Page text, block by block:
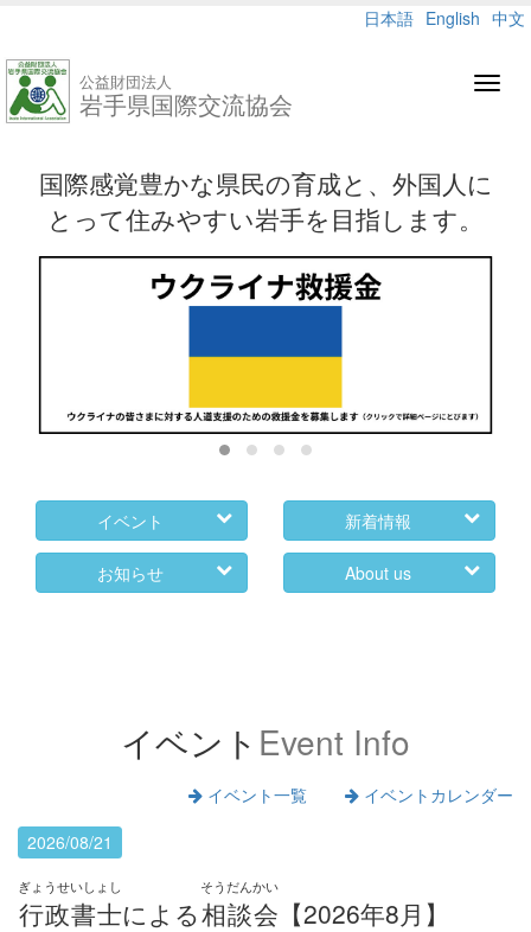
日本語 English 中文
公益財団法人
岩手県国際交流協会
国際感覚豊かな県民の育成と、外国人に
とって住みやすい岩手を目指します。
イベント 新着情報
お知らせ About us
イベント Event Info
イベント一覧
イベントカレンダー
2026/08/21
行政書士
ぎょうせいしょし
による相談会
そうだんかい
【2026年8月】